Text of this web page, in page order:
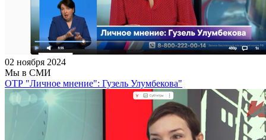
02 ноября 2024
Мы в СМИ
ОТР "Личное мнение": Гузель Улумбекова"